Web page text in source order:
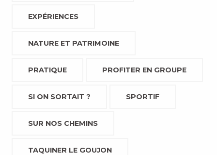
EXPÉRIENCES
NATURE ET PATRIMOINE
PRATIQUE PROFITER EN GROUPE
SI ON SORTAIT ? SPORTIF
SUR NOS CHEMINS
TAQUINER LE GOUJON